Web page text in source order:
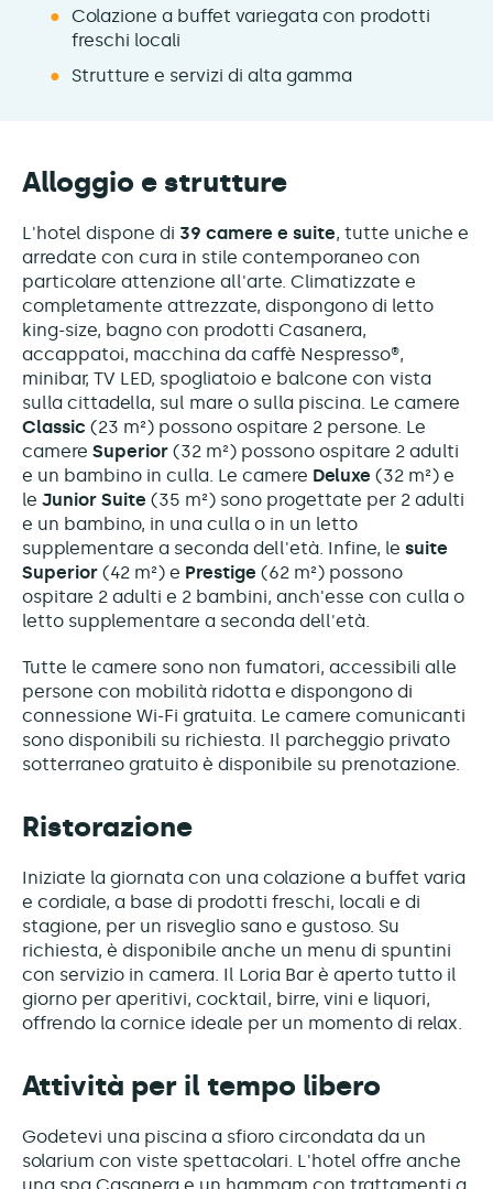
Colazione a buffet variegata con prodotti
freschi locali
Strutture e servizi di alta gamma
Alloggio e strutture
L'hotel dispone di 39 camere e suite, tutte uniche e
arredate con cura in stile contemporaneo con
particolare attenzione all'arte. Climatizzate e
completamente attrezzate, dispongono di letto
king-size, bagno con prodotti Casanera,
accappatoi, macchina da caffè Nespresso®,
minibar, TV LED, spogliatoio e balcone con vista
sulla cittadella, sul mare o sulla piscina. Le camere
Classic (23 m²) possono ospitare 2 persone. Le
camere Superior (32 m²) possono ospitare 2 adulti
e un bambino in culla. Le camere Deluxe (32 m²) e
le Junior Suite (35 m²) sono progettate per 2 adulti
e un bambino, in una culla o in un letto
supplementare a seconda dell'età. Infine, le suite
Superior (42 m²) e Prestige (62 m²) possono
ospitare 2 adulti e 2 bambini, anch'esse con culla o
letto supplementare a seconda dell'età.
Tutte le camere sono non fumatori, accessibili alle
persone con mobilità ridotta e dispongono di
connessione Wi-Fi gratuita. Le camere comunicanti
sono disponibili su richiesta. Il parcheggio privato
sotterraneo gratuito è disponibile su prenotazione.
Ristorazione
Iniziate la giornata con una colazione a buffet varia
e cordiale, a base di prodotti freschi, locali e di
stagione, per un risveglio sano e gustoso. Su
richiesta, è disponibile anche un menu di spuntini
con servizio in camera. Il Loria Bar è aperto tutto il
giorno per aperitivi, cocktail, birre, vini e liquori,
offrendo la cornice ideale per un momento di relax.
Attività per il tempo libero
Godetevi una piscina a sfioro circondata da un
solarium con viste spettacolari. L'hotel offre anche